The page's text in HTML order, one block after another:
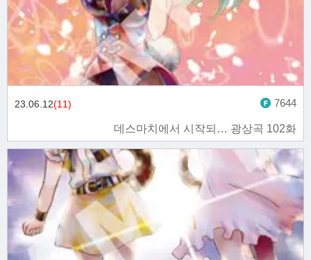
데스마치에서 시작되… 광상곡 102화
23.06.12(11) 7644